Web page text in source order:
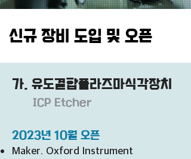
신규 장비 도입 및 오픈
가. 유도결합플라즈마식각장치
ICP Etcher
2023년 10월 오픈
Maker. Oxford Instrument